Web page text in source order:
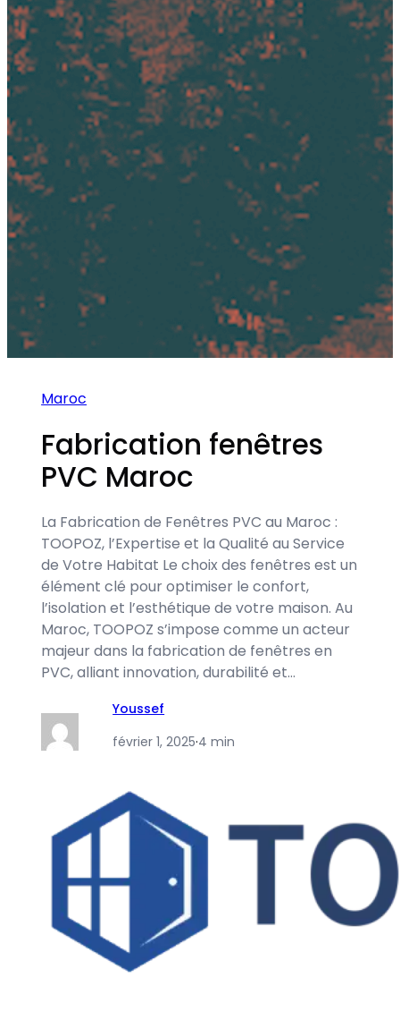
Maroc
Fabrication fenêtres
PVC Maroc
La Fabrication de Fenêtres PVC au Maroc :
TOOPOZ, l’Expertise et la Qualité au Service
de Votre Habitat Le choix des fenêtres est un
élément clé pour optimiser le confort,
l’isolation et l’esthétique de votre maison. Au
Maroc, TOOPOZ s’impose comme un acteur
majeur dans la fabrication de fenêtres en
PVC, alliant innovation, durabilité et…
Youssef
février 1, 2025·4 min